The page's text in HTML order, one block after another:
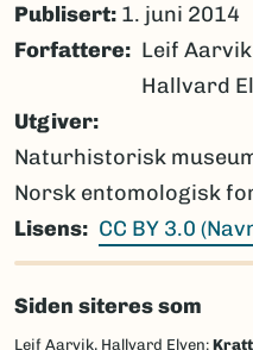
Publisert: 1. juni 2014
Forfattere
Leif Aarvik
Hallvard
Utgiver
Naturhistorisk
Norsk entomologisk
Lisens
CC BY 3.0
Siden siteres som
Leif Aarvik, Hallvard Elven: